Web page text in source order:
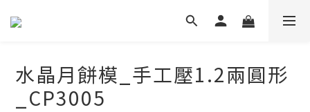
水晶月餅模_手工壓1.2兩圓形
_CP3005